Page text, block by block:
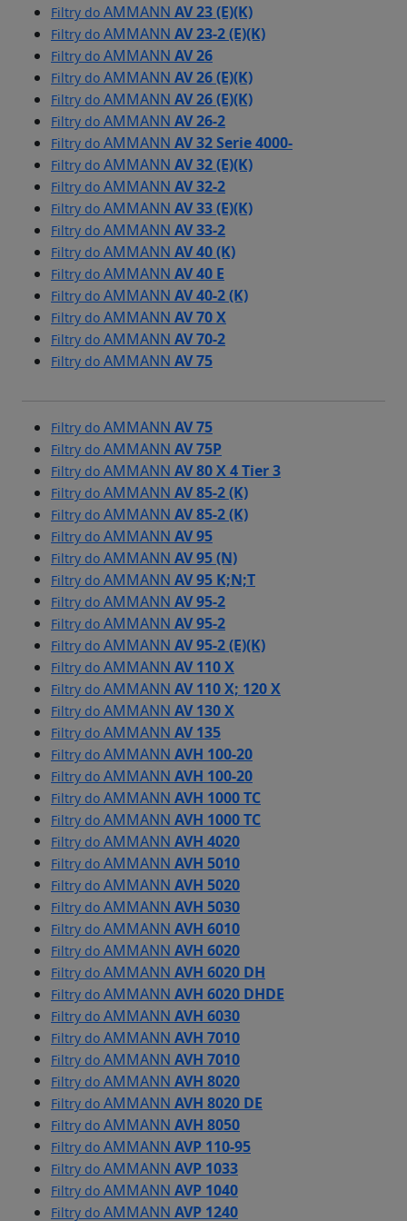
Filtry do AMMANN AV 23 (E)(K)
Filtry do AMMANN AV 23-2 (E)(K)
Filtry do AMMANN AV 26
Filtry do AMMANN AV 26 (E)(K)
Filtry do AMMANN AV 26 (E)(K)
Filtry do AMMANN AV 26-2
Filtry do AMMANN AV 32 Serie 4000-
Filtry do AMMANN AV 32 (E)(K)
Filtry do AMMANN AV 32-2
Filtry do AMMANN AV 33 (E)(K)
Filtry do AMMANN AV 33-2
Filtry do AMMANN AV 40 (K)
Filtry do AMMANN AV 40 E
Filtry do AMMANN AV 40-2 (K)
Filtry do AMMANN AV 70 X
Filtry do AMMANN AV 70-2
Filtry do AMMANN AV 75
Filtry do AMMANN AV 75
Filtry do AMMANN AV 75P
Filtry do AMMANN AV 80 X 4 Tier 3
Filtry do AMMANN AV 85-2 (K)
Filtry do AMMANN AV 85-2 (K)
Filtry do AMMANN AV 95
Filtry do AMMANN AV 95 (N)
Filtry do AMMANN AV 95 K;N;T
Filtry do AMMANN AV 95-2
Filtry do AMMANN AV 95-2
Filtry do AMMANN AV 95-2 (E)(K)
Filtry do AMMANN AV 110 X
Filtry do AMMANN AV 110 X; 120 X
Filtry do AMMANN AV 130 X
Filtry do AMMANN AV 135
Filtry do AMMANN AVH 100-20
Filtry do AMMANN AVH 100-20
Filtry do AMMANN AVH 1000 TC
Filtry do AMMANN AVH 1000 TC
Filtry do AMMANN AVH 4020
Filtry do AMMANN AVH 5010
Filtry do AMMANN AVH 5020
Filtry do AMMANN AVH 5030
Filtry do AMMANN AVH 6010
Filtry do AMMANN AVH 6020
Filtry do AMMANN AVH 6020 DH
Filtry do AMMANN AVH 6020 DHDE
Filtry do AMMANN AVH 6030
Filtry do AMMANN AVH 7010
Filtry do AMMANN AVH 7010
Filtry do AMMANN AVH 8020
Filtry do AMMANN AVH 8020 DE
Filtry do AMMANN AVH 8050
Filtry do AMMANN AVP 110-95
Filtry do AMMANN AVP 1033
Filtry do AMMANN AVP 1040
Filtry do AMMANN AVP 1240